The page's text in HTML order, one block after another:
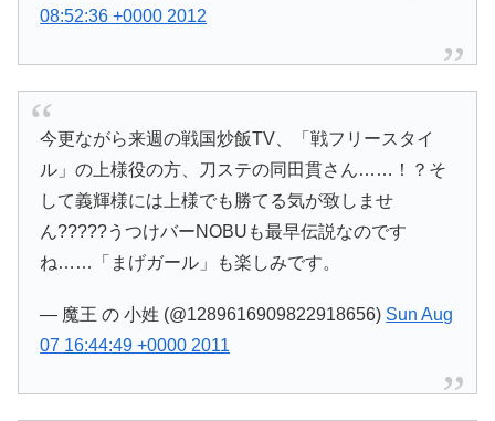
08:52:36 +0000 2012
今更ながら来週の戦国炒飯TV、「戦フリースタイ
ル」の上様役の方、刀ステの同田貫さん……！？そ
して義輝様には上様でも勝てる気が致しませ
ん?????うつけバーNOBUも最早伝説なのです
ね……「まげガール」も楽しみです。
— 魔王 の 小姓 (@1289616909822918656) Sun Aug
07 16:44:49 +0000 2011